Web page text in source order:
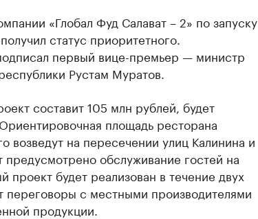
«Глобал Фуд Салават – 2» по запуску
статус приоритетного.
первый вице-премьер — министр
Рустам Муратов.
составит 105 млн рублей, будет
площадь ресторана
возведут на пересечении улиц Калинина и
предусмотрено обслуживание гостей на
проект будет реализован в течение двух
переговоры с местными производителями
продукции.